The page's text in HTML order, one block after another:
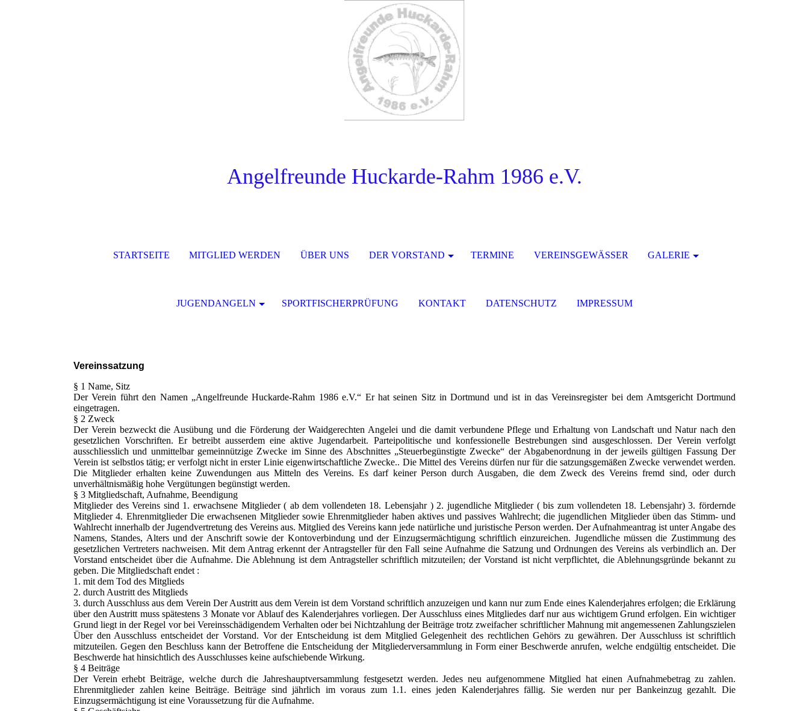
Angelfreunde Huckarde-Rahm 1986 e.V.
STARTSEITE MITGLIED WERDEN ÜBER UNS DER VORSTAND TERMINE VEREINSGEWÄSSER GALERIE
JUGENDANGELN SPORTFISCHERPRÜFUNG KONTAKT DATENSCHUTZ IMPRESSUM
Vereinssatzung
§ 1 Name, Sitz
Der Verein führt den Namen „Angelfreunde Huckarde-Rahm 1986 e.V.“ Er hat seinen Sitz in Dortmund und ist in das Vereinsregister bei dem Amtsgericht Dortmund
eingetragen.
§ 2 Zweck
Der Verein bezweckt die Ausübung und die Förderung der Waidgerechten Angelei und die damit verbundene Pflege und Erhaltung von Landschaft und Natur nach den
gesetzlichen Vorschriften. Er betreibt ausserdem eine aktive Jugendarbeit. Parteipolitische und konfessionelle Bestrebungen sind ausgeschlossen. Der Verein verfolgt
ausschliesslich und unmittelbar gemeinnützige Zwecke im Sinne des Abschnittes „Steuerbegünstigte Zwecke“ der Abgabenordnung in der jeweils gültigen Fassung Der
Verein ist selbstlos tätig; er verfolgt nicht in erster Linie eigenwirtschaftliche Zwecke.. Die Mittel des Vereins dürfen nur für die satzungsgemäßen Zwecke verwendet werden.
Die Mitglieder erhalten keine Zuwendungen aus Mitteln des Vereins. Es darf keiner Person durch Ausgaben, die dem Zweck des Vereins fremd sind, oder durch
unverhältnismäßig hohe Vergütungen begünstigt werden.
§ 3 Mitgliedschaft, Aufnahme, Beendigung
Mitglieder des Vereins sind 1. erwachsene Mitglieder ( ab dem vollendeten 18. Lebensjahr ) 2. jugendliche Mitglieder ( bis zum vollendeten 18. Lebensjahr) 3. fördernde
Mitglieder 4. Ehrenmitglieder Die erwachsenen Mitglieder sowie Ehrenmitglieder haben aktives und passives Wahlrecht; die jugendlichen Mitglieder üben das Stimm- und
Wahlrecht innerhalb der Jugendvertretung des Vereins aus. Mitglied des Vereins kann jede natürliche und juristische Person werden. Der Aufnahmeantrag ist unter Angabe des
Namens, Standes, Alters und der Anschrift sowie der Kontoverbindung und der Einzugsermächtigung schriftlich einzureichen. Jugendliche müssen die Zustimmung des
gesetzlichen Vertreters nachweisen. Mit dem Antrag erkennt der Antragsteller für den Fall seine Aufnahme die Satzung und Ordnungen des Vereins als verbindlich an. Der
Vorstand entscheidet über die Aufnahme. Die Ablehnung ist dem Antragsteller schriftlich mitzuteilen; der Vorstand ist nicht verpflichtet, die Ablehnungsgründe bekannt zu
geben. Die Mitgliedschaft endet :
1. mit dem Tod des Mitglieds
2. durch Austritt des Mitglieds
3. durch Ausschluss aus dem Verein Der Austritt aus dem Verein ist dem Vorstand schriftlich anzuzeigen und kann nur zum Ende eines Kalenderjahres erfolgen; die Erklärung
über den Austritt muss spätestens 3 Monate vor Ablauf des Kalenderjahres vorliegen. Der Ausschluss eines Mitgliedes darf nur aus wichtigem Grund erfolgen. Ein wichtiger
Grund liegt in der Regel vor bei Vereinsschädigendem Verhalten oder bei Nichtzahlung der Beiträge trotz zweifacher schriftlicher Mahnung mit angemessenen Zahlungszielen
Über den Ausschluss entscheidet der Vorstand. Vor der Entscheidung ist dem Mitglied Gelegenheit des rechtlichen Gehörs zu gewähren. Der Ausschluss ist schriftlich
mitzuteilen. Gegen den Beschluss kann der Betroffene die Entscheidung der Mitgliederversammlung in Form einer Beschwerde anrufen, welche endgültig entscheidet. Die
Beschwerde hat hinsichtlich des Ausschlusses keine aufschiebende Wirkung.
§ 4 Beiträge
Der Verein erhebt Beiträge, welche durch die Jahreshauptversammlung festgesetzt werden. Jedes neu aufgenommene Mitglied hat einen Aufnahmebetrag zu zahlen.
Ehrenmitglieder zahlen keine Beiträge. Beiträge sind jährlich im voraus zum 1.1. eines jeden Kalenderjahres fällig. Sie werden nur per Bankeinzug gezahlt. Die
Einzugsermächtigung ist eine Voraussetzung für die Aufnahme.